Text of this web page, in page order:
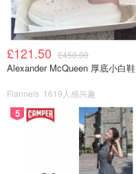
£121.50 £450.00
Alexander McQueen 厚底小白鞋
Flannels 1619人感兴趣
5